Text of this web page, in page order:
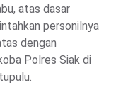
atas dasar
personilnya
dengan
Polres Siak di